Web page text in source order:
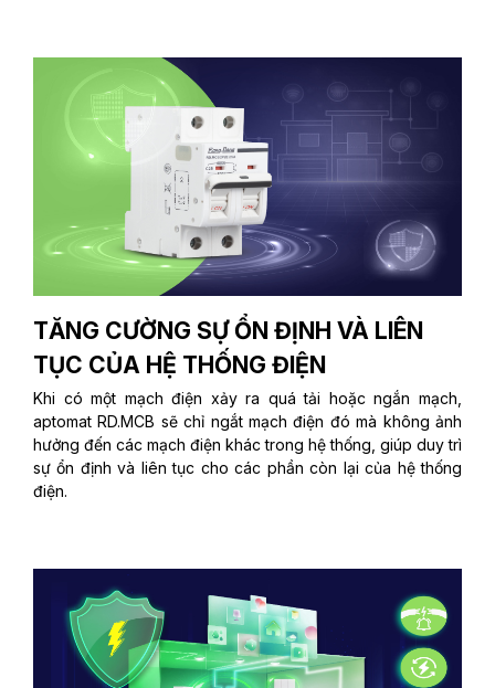
TĂNG CƯỜNG SỰ ỔN ĐỊNH VÀ LIÊN
TỤC CỦA HỆ THỐNG ĐIỆN
Khi có một mạch điện xảy ra quá tải hoặc ngắn mạch,
aptomat RD.MCB sẽ chỉ ngắt mạch điện đó mà không ảnh
hưởng đến các mạch điện khác trong hệ thống, giúp duy trì
sự ổn định và liên tục cho các phần còn lại của hệ thống
điện.